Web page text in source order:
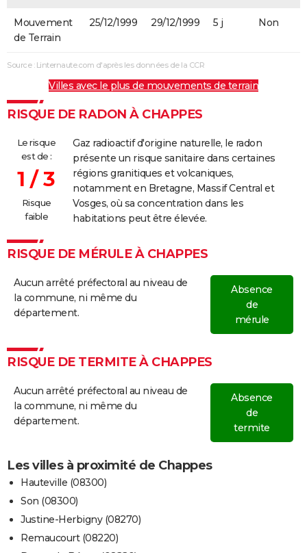
Mouvement
de Terrain
25/12/1999 29/12/1999 5 j Non
Source : Linternaute.com d'après les données de la CCR
Villes avec le plus de mouvements de terrain
RISQUE DE RADON À CHAPPES
Le risque
est de :
1 / 3
Risque
faible
Gaz radioactif d'origine naturelle, le radon
présente un risque sanitaire dans certaines
régions granitiques et volcaniques,
notamment en Bretagne, Massif Central et
Vosges, où sa concentration dans les
habitations peut être élevée.
RISQUE DE MÉRULE À CHAPPES
Aucun arrêté préfectoral au niveau de
la commune, ni même du
département.
Absence
de
mérule
RISQUE DE TERMITE À CHAPPES
Aucun arrêté préfectoral au niveau de
la commune, ni même du
département.
Absence
de
termite
Les villes à proximité de Chappes
Hauteville (08300)
Son (08300)
Justine-Herbigny (08270)
Remaucourt (08220)